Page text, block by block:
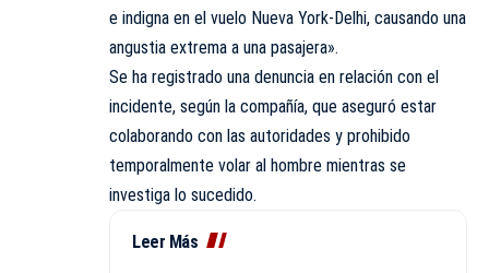
e indigna en el vuelo Nueva York-Delhi, causando una
angustia extrema a una pasajera».
Se ha registrado una denuncia en relación con el
incidente, según la compañía, que aseguró estar
colaborando con las autoridades y prohibido
temporalmente volar al hombre mientras se
investiga lo sucedido.
Leer Más